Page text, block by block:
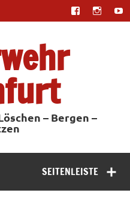
– Bergen –
SEITENLEISTE